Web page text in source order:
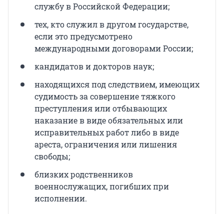
службу в Российской Федерации;
тех, кто служил в другом государстве,
если это предусмотрено
международными договорами России;
кандидатов и докторов наук;
находящихся под следствием, имеющих
судимость за совершение тяжкого
преступления или отбывающих
наказание в виде обязательных или
исправительных работ либо в виде
ареста, ограничения или лишения
свободы;
близких родственников
военнослужащих, погибших при
исполнении.